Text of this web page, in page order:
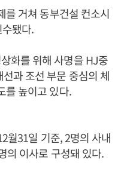
를 거쳐 동부건설 컨소시
됐다.
화를 위해 사명을 HJ중
과 조선 부문 중심의 체
를 높이고 있다.
월31일 기준, 2명의 사내
의 이사로 구성돼 있다.